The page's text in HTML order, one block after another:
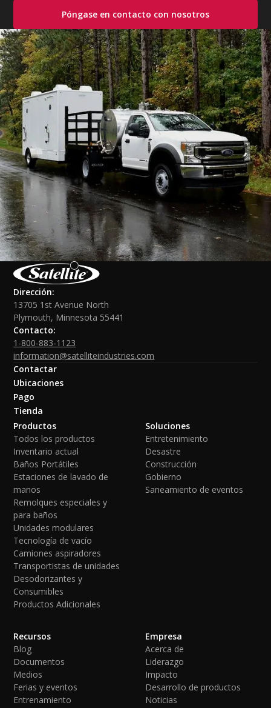
Póngase en contacto con nosotros
Dirección:
13705 1st Avenue North
Plymouth, Minnesota 55441
Contacto:
1-800-883-1123
information@satelliteindustries.com
Contactar
Ubicaciones
Pago
Tienda
Productos
Todos los productos
Inventario actual
Baños Portátiles
Estaciones de lavado de
manos
Remolques especiales y
para baños
Unidades modulares
Tecnología de vacío
Camiones aspiradores
Transportistas de unidades
Desodorizantes y
Consumibles
Productos Adicionales
Soluciones
Entretenimiento
Desastre
Construcción
Gobierno
Saneamiento de eventos
Recursos
Blog
Documentos
Medios
Ferias y eventos
Entrenamiento
Empresa
Acerca de
Liderazgo
Impacto
Desarrollo de productos
Noticias